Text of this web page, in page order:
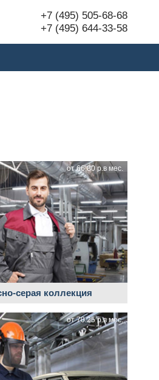
+7 (495) 505-68-68
+7 (495) 644-33-58
от 66.80 р.в мес.
серая коллекция
от 70.25 р.в мес.